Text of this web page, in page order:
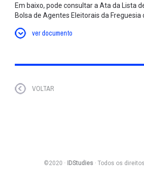
Em baixo, pode consultar a Ata da Lista
Bolsa de Agentes Eleitorais da Freguesia
ver documento
VOLTAR
©2020 · IDStudies· Todos os